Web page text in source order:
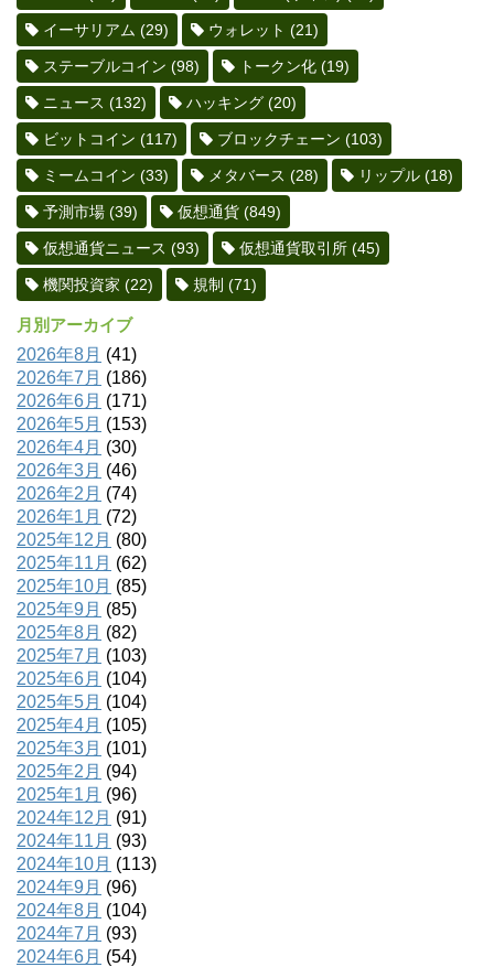
イーサリアム (29) ウォレット (21)
ステーブルコイン (98) トークン化 (19)
ニュース (132) ハッキング (20)
ビットコイン (117) ブロックチェーン (103)
ミームコイン (33) メタバース (28) リップル (18)
予測市場 (39) 仮想通貨 (849)
仮想通貨ニュース (93) 仮想通貨取引所 (45)
機関投資家 (22) 規制 (71)
月別アーカイブ
2026年8月 (41)
2026年7月 (186)
2026年6月 (171)
2026年5月 (153)
2026年4月 (30)
2026年3月 (46)
2026年2月 (74)
2026年1月 (72)
2025年12月 (80)
2025年11月 (62)
2025年10月 (85)
2025年9月 (85)
2025年8月 (82)
2025年7月 (103)
2025年6月 (104)
2025年5月 (104)
2025年4月 (105)
2025年3月 (101)
2025年2月 (94)
2025年1月 (96)
2024年12月 (91)
2024年11月 (93)
2024年10月 (113)
2024年9月 (96)
2024年8月 (104)
2024年7月 (93)
2024年6月 (54)